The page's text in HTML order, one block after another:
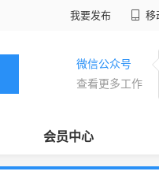
我要发布 移
微信公众号
查看更多工作
会员中心